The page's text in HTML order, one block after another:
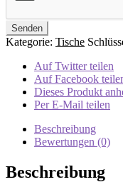
Kategorie: Tische
Auf Twitter teilen
Auf Facebook
Dieses Produkt
Per E-Mail teilen
Beschreibung
Bewertungen (0)
Beschreibung